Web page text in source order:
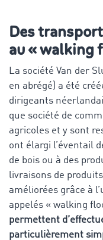
Des
au « walking
La société Van der
en abrégé) a été
dirigeants
que société de
agricoles et y sont
ont élargi l’éventail
de bois ou à des
livraisons de
améliorées grâce à
appelés « walking
permettent
particulièrement